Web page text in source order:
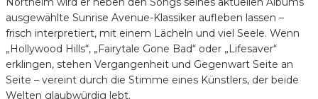
ausgewählte Sunrise Avenue-Klassiker aufleben lassen –
frisch interpretiert, mit einem Lächeln und viel Seele. Wenn
„Hollywood Hills“, „Fairytale Gone Bad“ oder „Lifesaver“
erklingen, stehen Vergangenheit und Gegenwart Seite an
Seite – vereint durch die Stimme eines Künstlers, der beide
Welten glaubwürdig lebt.